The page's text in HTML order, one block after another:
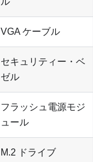
VGA ケーブル
セキュリティー・ベ
ゼル
フラッシュ電源モジ
ュール
M.2 ドライブ